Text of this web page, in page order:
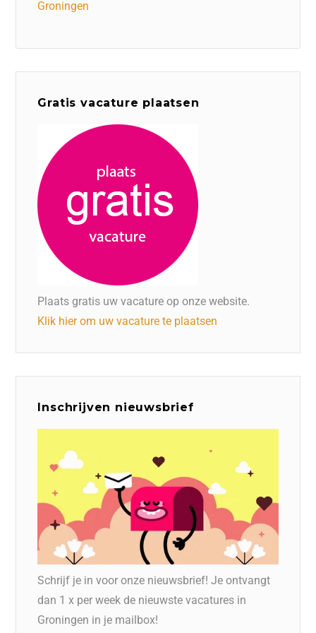
Groningen
Gratis vacature plaatsen
Plaats gratis uw vacature op onze website.
Klik hier om uw vacature te plaatsen
Inschrijven nieuwsbrief
Schrijf je in voor onze nieuwsbrief! Je ontvangt
dan 1 x per week de nieuwste vacatures in
Groningen in je mailbox!